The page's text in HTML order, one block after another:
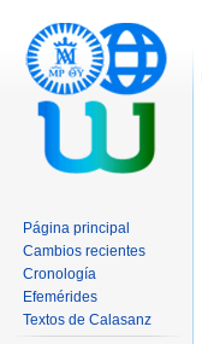
Página principal
Cambios recientes
Cronología
Efemérides
Textos de Calasanz